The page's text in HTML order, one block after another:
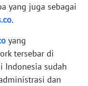
yang juga sebagai
.
yang
tersebar di
Indonesia sudah
dan